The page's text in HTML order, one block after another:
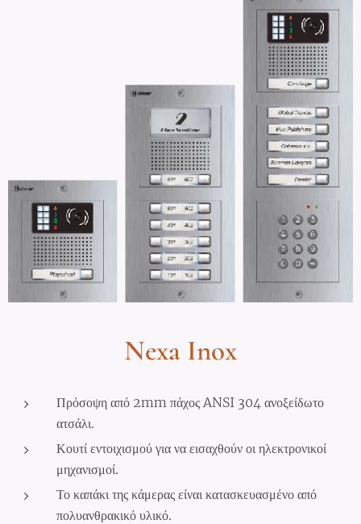
Nexa Inox
Πρόσοψη από 2mm πάχος ANSI 304 ανοξείδωτο
ατσάλι.
Κουτί εντοιχισμού για να εισαχθούν οι ηλεκτρονικοί
μηχανισμοί.
Το καπάκι της κάμερας είναι κατασκευασμένο από
πολυανθρακικό υλικό.